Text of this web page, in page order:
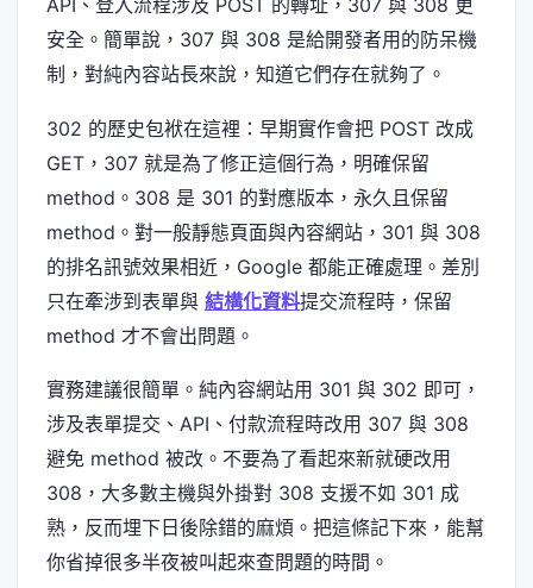
安全。簡單說，307 與 308 是給開發者用的防呆機
制，對純內容站長來說，知道它們存在就夠了。
302 的歷史包袱在這裡：早期實作會把 POST 改成
GET，307 就是為了修正這個行為，明確保留
method。308 是 301 的對應版本，永久且保留
method。對一般靜態頁面與內容網站，301 與 308
的排名訊號效果相近，Google 都能正確處理。差別
只在牽涉到表單與 結構化資料提交流程時，保留
method 才不會出問題。
實務建議很簡單。純內容網站用 301 與 302 即可，
涉及表單提交、API、付款流程時改用 307 與 308
避免 method 被改。不要為了看起來新就硬改用
308，大多數主機與外掛對 308 支援不如 301 成
熟，反而埋下日後除錯的麻煩。把這條記下來，能幫
你省掉很多半夜被叫起來查問題的時間。